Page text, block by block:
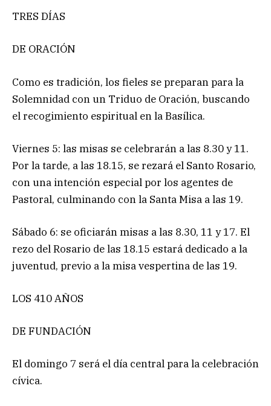
TRES DÍAS
DE ORACIÓN
Como es tradición, los fieles se preparan para la
Solemnidad con un Triduo de Oración, buscando
el recogimiento espiritual en la Basílica.
Viernes 5: las misas se celebrarán a las 8.30 y 11.
Por la tarde, a las 18.15, se rezará el Santo Rosario,
con una intención especial por los agentes de
Pastoral, culminando con la Santa Misa a las 19.
Sábado 6: se oficiarán misas a las 8.30, 11 y 17. El
rezo del Rosario de las 18.15 estará dedicado a la
juventud, previo a la misa vespertina de las 19.
LOS 410 AÑOS
DE FUNDACIÓN
El domingo 7 será el día central para la celebración
cívica.